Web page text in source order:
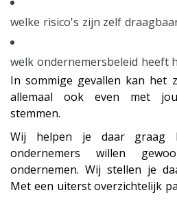
welke risico's zijn zelf
welk ondernemersbeleid heeft
In sommige gevallen kan het
allemaal ook even met
stemmen.
Wij helpen je daar graag
ondernemers willen
ondernemen. Wij stellen je
Met een uiterst overzichtelijk